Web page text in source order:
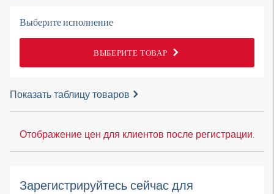
Выберите исполнение
ВЫБЕРИТЕ ТОВАР
Показать таблицу товаров
Отображение цен для клиентов после регистрации.
Зарегистрируйтесь сейчас для